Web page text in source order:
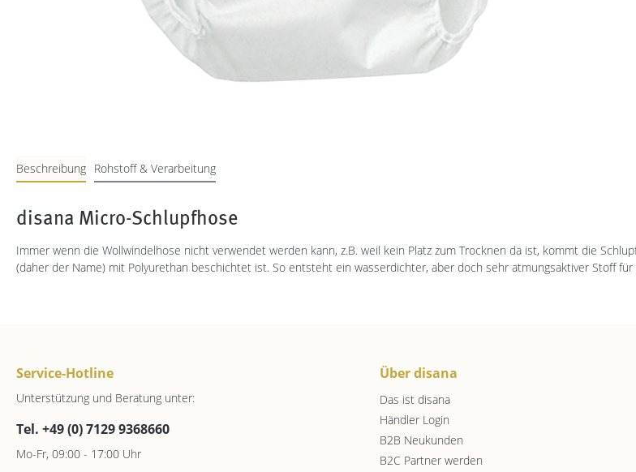
Beschreibung Rohstoff & Verarbeitung
disana Micro-Schlupfhose
Immer wenn die Wollwindelhose nicht verwendet werden kann, z.B. weil kein Platz zum Trocknen da ist, kommt die
(daher der Name) mit Polyurethan beschichtet ist. So entsteht ein wasserdichter, aber doch sehr atmungsaktiver Stoff
Service-Hotline
Unterstützung und Beratung unter:
Tel. +49 (0) 7129 9368660
Mo-Fr, 09:00 - 17:00 Uhr
Über disana
Das ist disana
Händler Login
B2B Neukunden
B2C Partner werden